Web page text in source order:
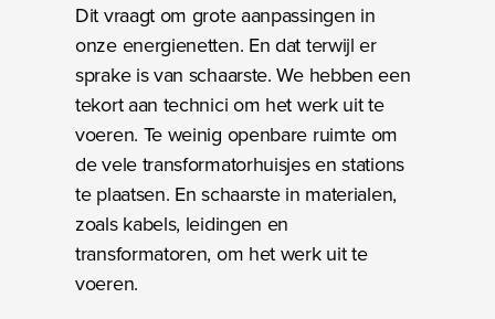
Dit vraagt om grote aanpassingen in
onze energienetten. En dat terwijl er
sprake is van schaarste. We hebben een
tekort aan technici om het werk uit te
voeren. Te weinig openbare ruimte om
de vele transformatorhuisjes en stations
te plaatsen. En schaarste in materialen,
zoals kabels, leidingen en
transformatoren, om het werk uit te
voeren.